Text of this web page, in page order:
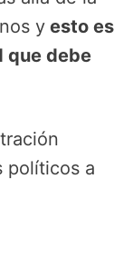
y esto es
que debe
políticos a